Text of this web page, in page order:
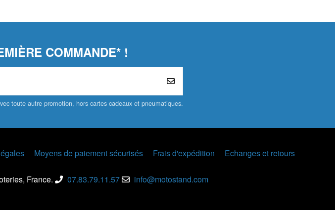
COMMANDE* !
toute autre promotion, hors cartes cadeaux et pneumatiques.
Moyens de paiement sécurisés Frais d'expédition Echanges et retours
France. 07.83.79.11.57 info@motostand.com